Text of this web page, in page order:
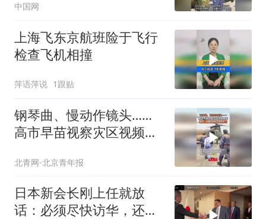
民正忍受酷热停水，日
媒：政府应倾听灾民呼
喊，而不是摆拍宣传片
中国网
上海飞东京航班险于飞行
检查飞机相撞
萍语萍说 1跟贴
钢琴曲、慢动作镜头……
高市早苗视察灾区视频翻
传片”
北青网-北京青年报
日本新会长刚上任就放
话：必须尽快访华，还点